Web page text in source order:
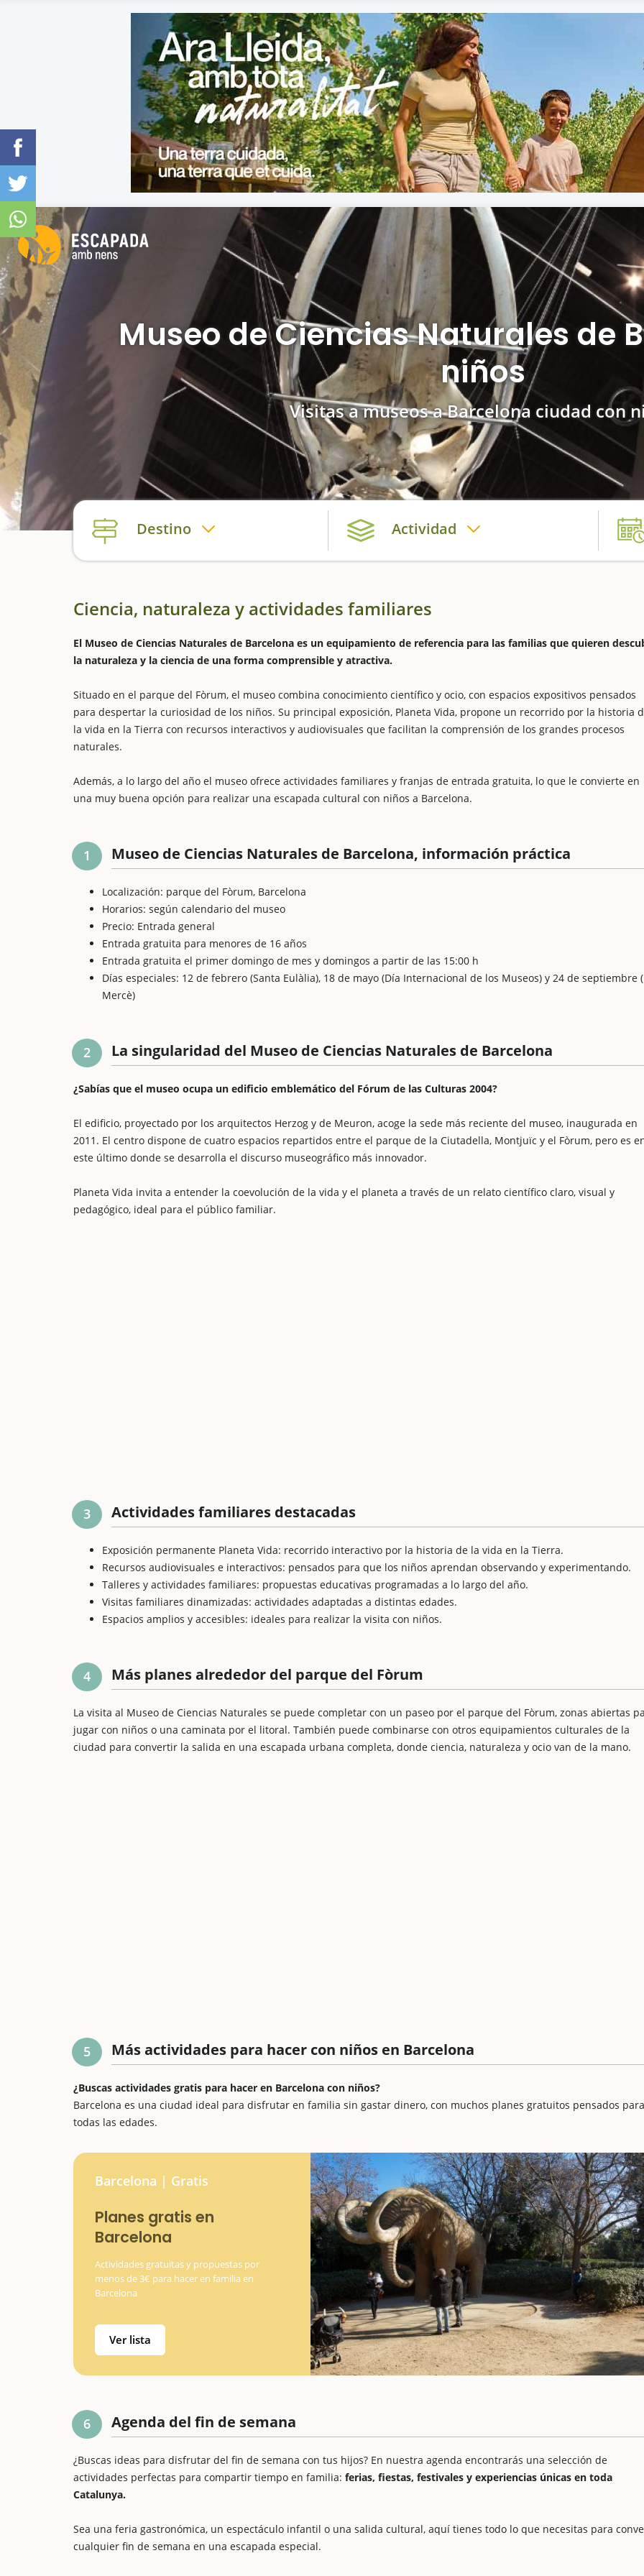
Museo de Ciencias Naturales de
niños
Visitas a museos a Barcelona ciudad con
Destino Actividad
Ciencia, naturaleza y actividades familiares
El Museo de Ciencias Naturales de Barcelona es un equipamiento de referencia para las familias que quieren
la naturaleza y la ciencia de una forma comprensible y atractiva.
Situado en el parque del Fòrum, el museo combina conocimiento científico y ocio, con espacios expositivos pensados
para despertar la curiosidad de los niños. Su principal exposición, Planeta Vida, propone un recorrido por la historia
la vida en la Tierra con recursos interactivos y audiovisuales que facilitan la comprensión de los grandes procesos
naturales.
Además, a lo largo del año el museo ofrece actividades familiares y franjas de entrada gratuita, lo que le convierte en
una muy buena opción para realizar una escapada cultural con niños a Barcelona.
1 Museo de Ciencias Naturales de Barcelona, información práctica
Localización: parque del Fòrum, Barcelona
Horarios: según calendario del museo
Precio: Entrada general
Entrada gratuita para menores de 16 años
Entrada gratuita el primer domingo de mes y domingos a partir de las 15:00 h
Días especiales: 12 de febrero (Santa Eulàlia), 18 de mayo (Día Internacional de los Museos) y 24 de septiembre
Mercè)
2 La singularidad del Museo de Ciencias Naturales de Barcelona
¿Sabías que el museo ocupa un edificio emblemático del Fórum de las Culturas 2004?
El edificio, proyectado por los arquitectos Herzog y de Meuron, acoge la sede más reciente del museo, inaugurada en
2011. El centro dispone de cuatro espacios repartidos entre el parque de la Ciutadella, Montjuïc y el Fòrum, pero es
este último donde se desarrolla el discurso museográfico más innovador.
Planeta Vida invita a entender la coevolución de la vida y el planeta a través de un relato científico claro, visual y
pedagógico, ideal para el público familiar.
3 Actividades familiares destacadas
Exposición permanente Planeta Vida: recorrido interactivo por la historia de la vida en la Tierra.
Recursos audiovisuales e interactivos: pensados para que los niños aprendan observando y experimentando.
Talleres y actividades familiares: propuestas educativas programadas a lo largo del año.
Visitas familiares dinamizadas: actividades adaptadas a distintas edades.
Espacios amplios y accesibles: ideales para realizar la visita con niños.
4 Más planes alrededor del parque del Fòrum
La visita al Museo de Ciencias Naturales se puede completar con un paseo por el parque del Fòrum, zonas abiertas
jugar con niños o una caminata por el litoral. También puede combinarse con otros equipamientos culturales de la
ciudad para convertir la salida en una escapada urbana completa, donde ciencia, naturaleza y ocio van de la mano.
5 Más actividades para hacer con niños en Barcelona
¿Buscas actividades gratis para hacer en Barcelona con niños?
Barcelona es una ciudad ideal para disfrutar en familia sin gastar dinero, con muchos planes gratuitos pensados para
todas las edades.
Barcelona | Gratis
Planes gratis en
Barcelona
Actividades gratuitas y propuestas por
menos de 3€ para hacer en familia en
Barcelona
Ver lista
6 Agenda del fin de semana
¿Buscas ideas para disfrutar del fin de semana con tus hijos? En nuestra agenda encontrarás una selección de
actividades perfectas para compartir tiempo en familia: ferias, fiestas, festivales y experiencias únicas en toda
Catalunya.
Sea una feria gastronómica, un espectáculo infantil o una salida cultural, aquí tienes todo lo que necesitas para
cualquier fin de semana en una escapada especial.